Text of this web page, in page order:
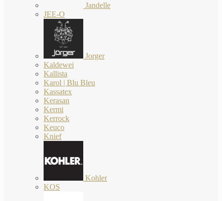
Jandelle
JEE-O
Jorger
Kaldewei
Kallista
Karol | Blu Bleu
Kassatex
Kerasan
Kermi
Kerrock
Keuco
Knief
Kohler
KOS